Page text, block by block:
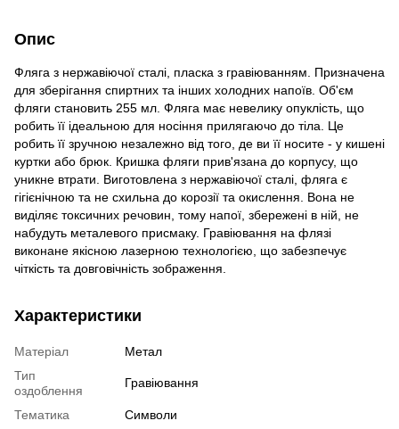
Опис
Фляга з нержавіючої сталі, пласка з гравіюванням. Призначена
для зберігання спиртних та інших холодних напоїв. Об'єм
фляги становить 255 мл. Фляга має невелику опуклість, що
робить її ідеальною для носіння прилягаючо до тіла. Це
робить її зручною незалежно від того, де ви її носите - у кишені
куртки або брюк. Кришка фляги прив'язана до корпусу, що
уникне втрати. Виготовлена з нержавіючої сталі, фляга є
гігієнічною та не схильна до корозії та окислення. Вона не
виділяє токсичних речовин, тому напої, збережені в ній, не
набудуть металевого присмаку. Гравіювання на флязі
виконане якісною лазерною технологією, що забезпечує
чіткість та довговічність зображення.
Характеристики
Матеріал
Метал
Тип
оздоблення
Гравіювання
Тематика
Символи